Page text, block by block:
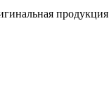
продукция